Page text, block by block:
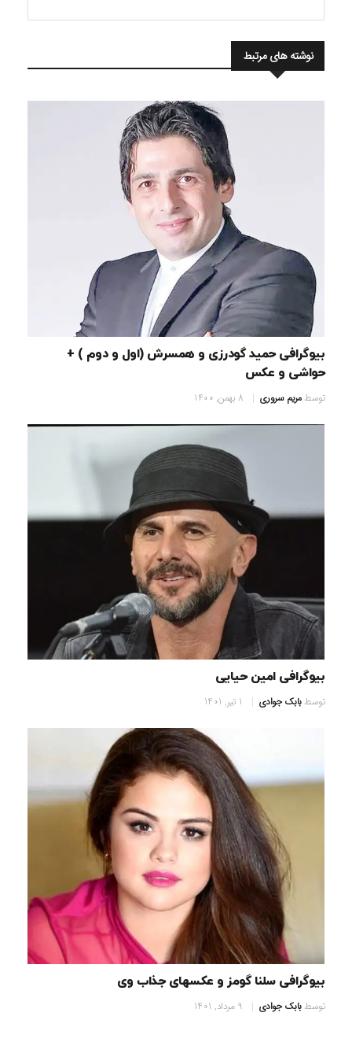
نوشته های مرتبط
بیوگرافی حمید گودرزی و همسرش (اول و دوم ) +
حواشی و عکس
توسطمریم سروری 8 بهمن, 1400
بیوگرافی امین حیایی
توسطبابک جوادی 1 تیر, 1401
بیوگرافی سلنا گومز و عکسهای جذاب وی
توسطبابک جوادی 9 مرداد, 1401